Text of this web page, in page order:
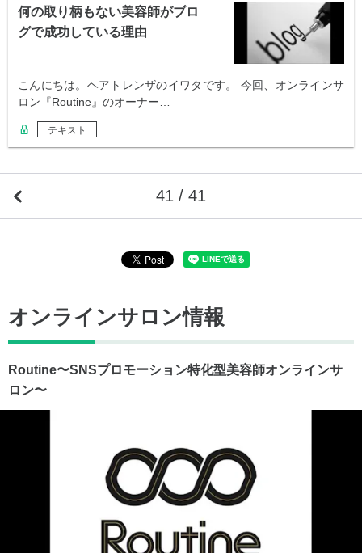
何の取り柄もない美容師がブロ
グで成功している理由
こんにちは。ヘアトレンザのイワタです。 今回、オンラインサ
ロン『Routine』のオーナー…
テキスト
41 / 41
オンラインサロン情報
Routine〜SNSプロモーション特化型美容師オンラインサ
ロン〜